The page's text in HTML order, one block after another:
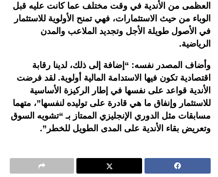
العظمى من الأندية في وقت مختلف عما كانت عليه قبل
الوباء من حيث الاستثمارات، فهي تمنح الأولوية للاستثمار
في الأصول طويلة الأجل وتجديد الملاعب والمدن
الرياضية.
وأضاف المصدر نفسه: “إضافة إلى ذلك، لدينا رقابة
اقتصادية تكون فيها الاستدامة المالية أولوية. لقد فرضت
الأندية قواعد على نفسها في إطار الركيزة الأساسية
للاستثمار وإنفاق ما هي قادرة على توليده لنفسها”، متهما
مسابقات مثل الدوري الإنجليزي الممتاز بـ “تشويه السوق
وتعريض بقاء الأندية على المدى الطويل للخطر”.